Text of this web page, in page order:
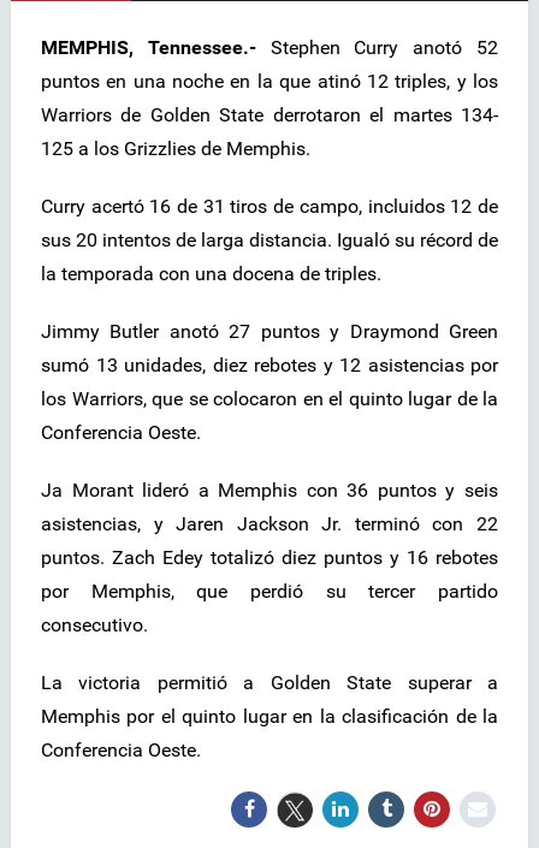
MEMPHIS, Tennessee.-Stephen Curry anotó 52
puntos en una noche en la que atinó 12 triples, y los
Warriors de Golden State derrotaron el martes 134-
125 a los Grizzlies de Memphis.
Curry acertó 16 de 31 tiros de campo, incluidos 12 de
sus 20 intentos de larga distancia. Igualó su récord de
la temporada con una docena de triples.
Jimmy Butler anotó 27 puntos y Draymond Green
sumó 13 unidades, diez rebotes y 12 asistencias por
los Warriors, que se colocaron en el quinto lugar de la
Conferencia Oeste.
Ja Morant lideró a Memphis con 36 puntos y seis
asistencias, y Jaren Jackson Jr. terminó con 22
puntos. Zach Edey totalizó diez puntos y 16 rebotes
por Memphis, que perdió su tercer partido
consecutivo.
La victoria permitió a Golden State superar a
Memphis por el quinto lugar en la clasificación de la
Conferencia Oeste.